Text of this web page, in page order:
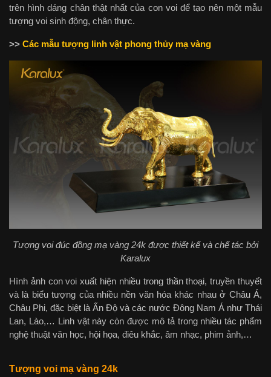
trên hình dáng chân thật nhất của con voi để tạo nên một mẫu
tượng voi sinh động, chân thực.
>> Các mẫu tượng linh vật phong thủy mạ vàng
Tượng voi đúc đồng mạ vàng 24k được thiết kế và chế tác bởi
Karalux
Hình ảnh con voi xuất hiện nhiều trong thần thoại, truyền thuyết
và là biểu tượng của nhiều nền văn hóa khác nhau ở Châu Á,
Châu Phi, đặc biệt là Ấn Độ và các nước Đông Nam Á như Thái
Lan, Lào,… Linh vật này còn được mô tả trong nhiều tác phẩm
nghệ thuật văn học, hội họa, điêu khắc, âm nhạc, phim ảnh,…
Tượng voi mạ vàng 24k